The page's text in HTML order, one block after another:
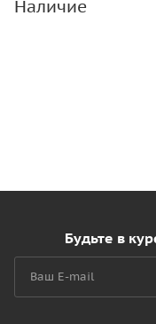
Наличие
Будьте в